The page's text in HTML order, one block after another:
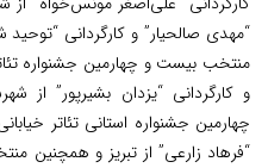
“مهدی صالحیار” و کارگردانی
منتخب بیست و چهارمین جشنواره
و کارگردانی “یزدان بشیرپور” از
چهارمین جشنواره استانی تئاتر
“فرهاد زارعی” از تبریز و همچنین